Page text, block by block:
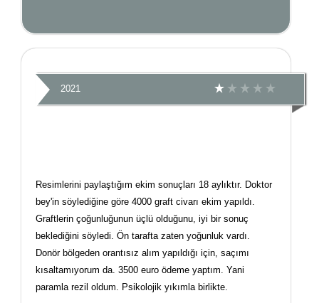
2021
Resimlerini paylaştığım ekim sonuçları 18 aylıktır. Doktor
bey'in söylediğine göre 4000 graft civarı ekim yapıldı.
Graftlerin çoğunluğunun üçlü olduğunu, iyi bir sonuç
beklediğini söyledi. Ön tarafta zaten yoğunluk vardı.
Donör bölgeden orantısız alım yapıldığı için, saçımı
kısaltamıyorum da. 3500 euro ödeme yaptım. Yani
paramla rezil oldum. Psikolojik yıkımla birlikte.